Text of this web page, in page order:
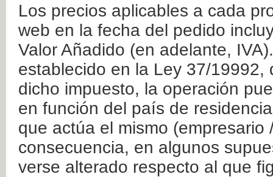
Los precios aplicables a cada
web en la fecha del pedido
Valor Añadido (en adelante,
establecido en la Ley 37/
dicho impuesto, la operación
en función del país de
que actúa el mismo
consecuencia, en algunos
verse alterado respecto al que